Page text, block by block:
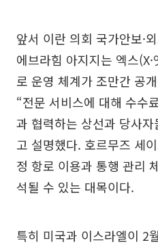
앞서 이란 의회 국가안보·
에브라힘 아지지는 엑스
로 운영 체계가 조만간 공
“전문 서비스에 대해 수수
과 협력하는 상선과 당사
고 설명했다. 호르무즈 세
정 항로 이용과 통행 관리
석될 수 있는 대목이다.
특히 미국과 이스라엘이 2